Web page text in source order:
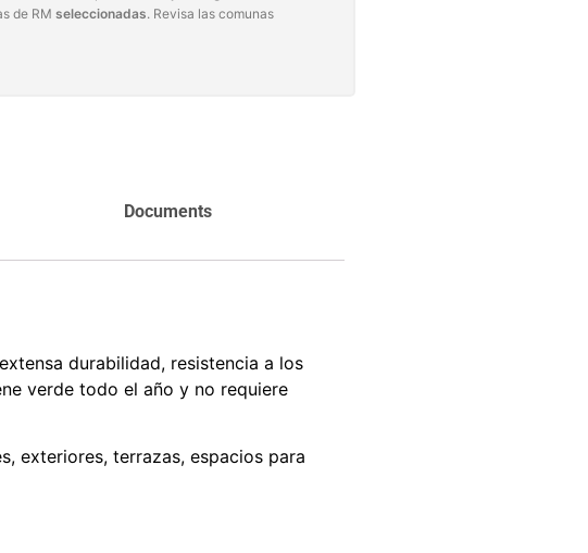
de RMseleccionadas. Revisa las comunas
Documents
durabilidad, resistencia a los
verde todo el año y no requiere
exteriores, terrazas, espacios para
Agregar al